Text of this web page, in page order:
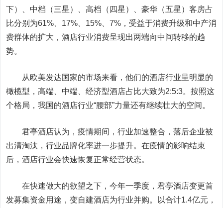
下）、中档（三星）、高档（四星）、豪华（五星）客房占
比分别为61%、17%、15%、7%，受益于消费升级和中产消
费群体的扩大，酒店行业消费呈现出两端向中间转移的趋
势。
从欧美发达国家的市场来看，他们的酒店行业呈明显的
橄榄型，高端、中端、经济型酒店占比大致为2:5:3。按照这
个格局，我国的酒店行业“腰部”力量还有继续壮大的空间。
君亭酒店认为，疫情期间，行业加速整合，落后企业被
出清淘汰，行业品牌化率进一步提升。在疫情的影响结束
后，酒店行业会快速恢复正常经营状态。
在快速做大的欲望之下，今年一季度，君亭酒店变更首
发募集资金用途，变自建酒店为行业并购。以合计1.4亿元，